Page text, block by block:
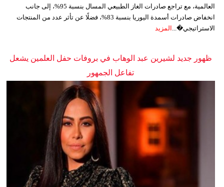
العالمية، مع تراجع صادرات الغاز الطبيعي المسال بنسبة 95%، إلى جانب
انخفاض صادرات أسمدة اليوريا بنسبة 83%، فضلًا عن تأثر عدد من المنتجات
الاستراتيجي�... المزيد
ظهور جديد لشيرين عبد الوهاب في بروفات حفل العلمين يشعل
تفاعل الجمهور